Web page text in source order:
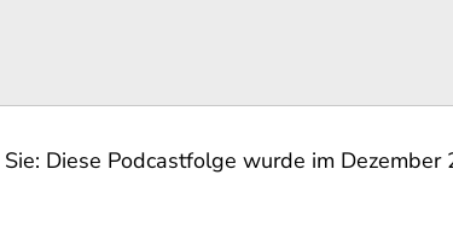
Diese Podcastfolge wurde im